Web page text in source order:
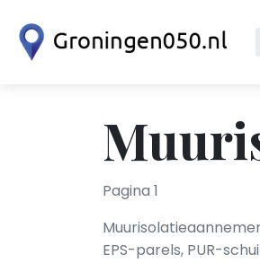
Pagina 1
EPS-parels, PUR-